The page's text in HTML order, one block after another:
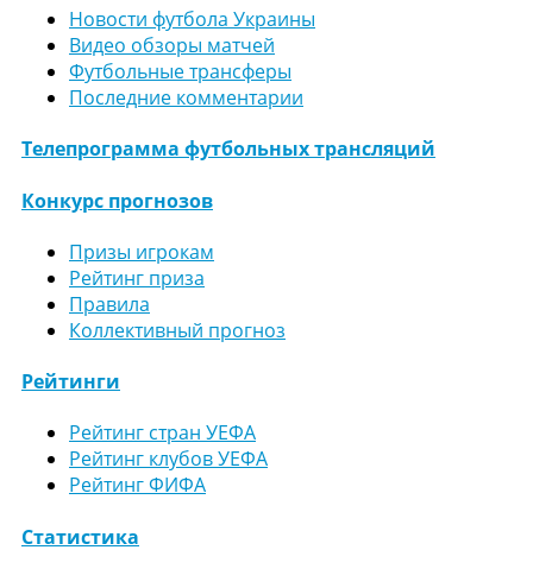
Новости футбола Украины
Видео обзоры матчей
Футбольные трансферы
Последние комментарии
Телепрограмма футбольных трансляций
Конкурс прогнозов
Призы игрокам
Рейтинг приза
Правила
Коллективный прогноз
Рейтинги
Рейтинг стран УЕФА
Рейтинг клубов УЕФА
Рейтинг ФИФА
Статистика